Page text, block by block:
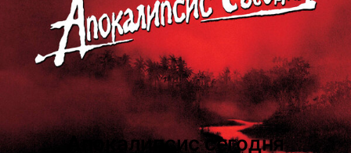
Апокалипсис сегодня